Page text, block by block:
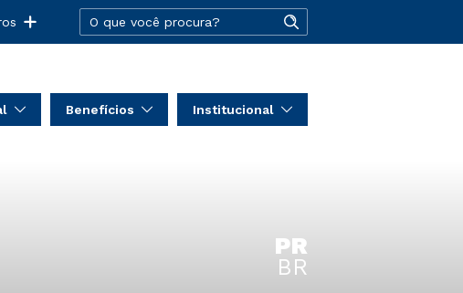
Benefícios Institucional
PR
BR